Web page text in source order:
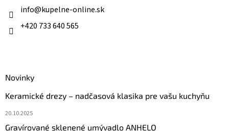
info@kupelne-online.sk
+420 733 640 565
Novinky
Keramické drezy – nadčasová klasika pre vašu kuchyňu
20.10.2025
Gravírované sklenené umývadlo ANHELO